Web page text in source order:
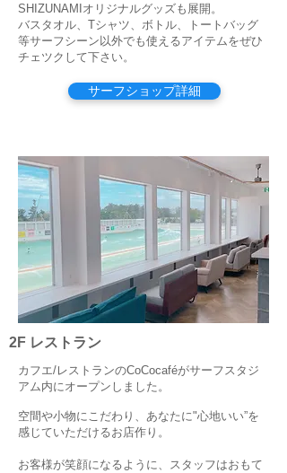
SHIZUNAMIオリジナルグッズも展開。
バスタオル、Tシャツ、ボトル、トートバッグ
等サーフシーン以外でも使えるアイテムをぜひ
チェツクして下さい。
サーフショップ詳細
2F レストラン
カフエ/レストランのCoCocaféがサーフスタジ
アム内にオープンしました。
空間や小物にこだわり、あなたに"心地いい”を
感じていただけるお店作り。
お客様が笑顔になるように、スタッフはおもて